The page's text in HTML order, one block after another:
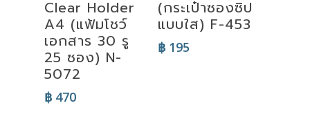
Clear Holder
A4 (แฟ้มโชว์
เอกสาร 30 รู
25 ซอง) N-
5072
฿ 470
(กระเป๋าซองซิป
แบบใส) F-453
฿195